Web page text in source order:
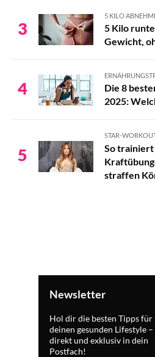
3
5 KILO
5 Kilo
Gewicht,
4
Die 8
2025:
5
STAR-
So trainiert
straffen
Newsletter
Hol dir die besten Tipps für
deinen gesunden Lifestyle –
direkt und exklusiv in dein
Postfach!